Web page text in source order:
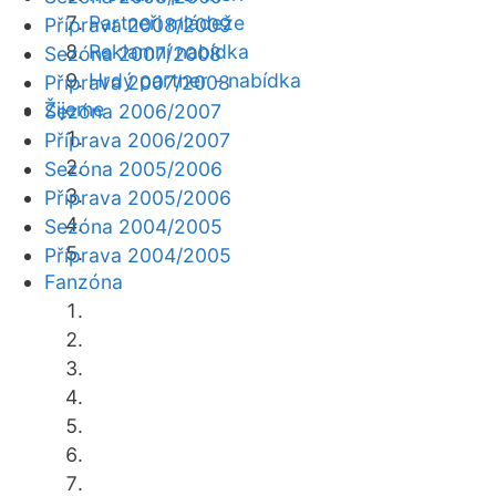
Partneři mládeže
Reklamní nabídka
Hrdý partner - nabídka
Žijeme
Fanzóna
Příprava 2008/2009
Sezóna 2007/2008
Příprava 2007/2008
Sezóna 2006/2007
Příprava 2006/2007
Sezóna 2005/2006
Příprava 2005/2006
Sezóna 2004/2005
Příprava 2004/2005